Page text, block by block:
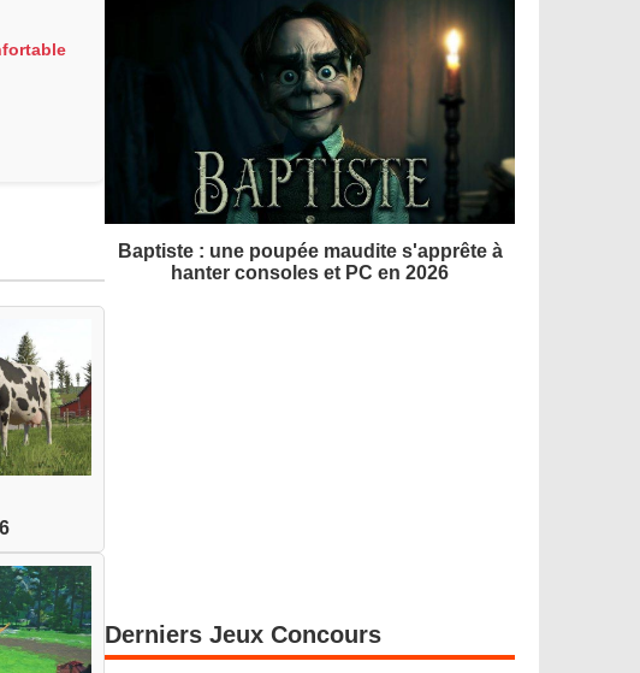
Baptiste : une poupée maudite s'apprête à
hanter consoles et PC en 2026
Derniers Jeux Concours